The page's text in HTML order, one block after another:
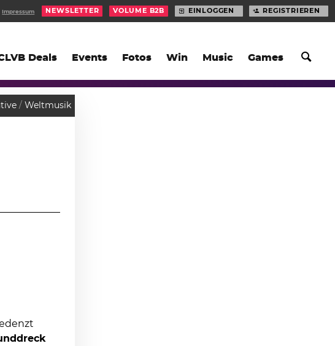
Deals Events Fotos Win Music Games
NEWSLETTER VOLUME B2B EINLOGGEN REGISTRIEREN
Impressum
Weltmusik